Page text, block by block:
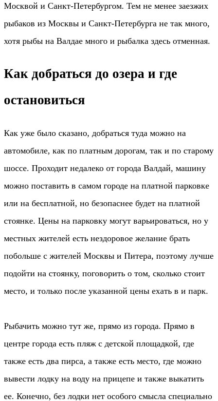
Москвой и Санкт-Петербургом. Тем не менее заезжих
рыбаков из Москвы и Санкт-Петербурга не так много,
хотя рыбы на Валдае много и рыбалка здесь отменная.
Как добраться до озера и где
остановиться
Как уже было сказано, добраться туда можно на
автомобиле, как по платным дорогам, так и по старому
шоссе. Проходит недалеко от города Валдай, машину
можно поставить в самом городе на платной парковке
или на бесплатной, но безопаснее будет на платной
стоянке. Цены на парковку могут варьироваться, но у
местных жителей есть нездоровое желание брать
побольше с жителей Москвы и Питера, поэтому лучше
подойти на стоянку, поговорить о том, сколько стоит
место, и только после указанной цены ехать в и парк.
Рыбачить можно тут же, прямо из города. Прямо в
центре города есть пляж с детской площадкой, где
также есть два пирса, а также есть место, где можно
вывести лодку на воду на прицепе и также выкатить
ее. Конечно, без лодки нет особого смысла специально